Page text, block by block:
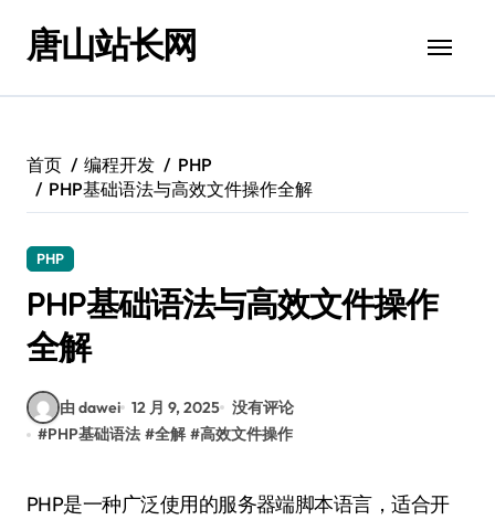
唐山站长网
首页 编程开发
PHP
PHP基础语法与高效文件操作全解
PHP
PHP基础语法与高效文件操作
全解
由 dawei 12 月 9, 2025 没有评论
#PHP基础语法 #全解 #高效文件操作
PHP是一种广泛使用的服务器端脚本语言，适合开